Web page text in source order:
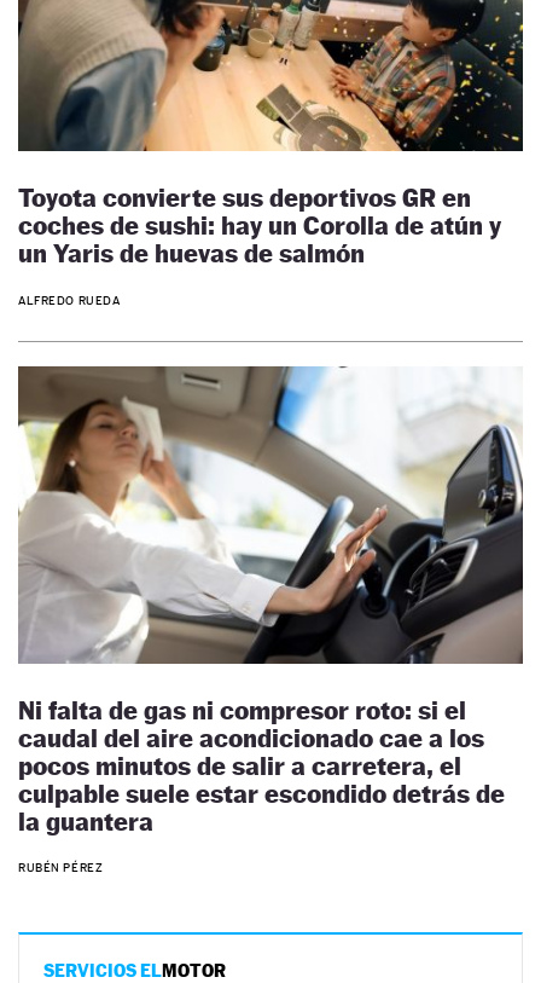
Toyota convierte sus deportivos GR en
coches de sushi: hay un Corolla de atún y
un Yaris de huevas de salmón
ALFREDO RUEDA
Ni falta de gas ni compresor roto: si el
caudal del aire acondicionado cae a los
pocos minutos de salir a carretera, el
culpable suele estar escondido detrás de
la guantera
RUBÉN PÉREZ
SERVICIOS ELMOTOR